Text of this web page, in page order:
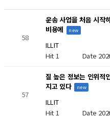
58
운송 사업을 처음 시작
비용에
new
ILLIT
Hit 1 Date
57
질 높은 정보는 인위적
지고 있다
new
ILLIT
Hit 1 Date